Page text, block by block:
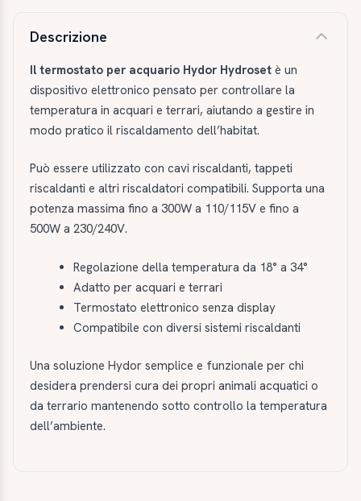
Descrizione
Il termostato per acquario Hydor Hydroset è un
dispositivo elettronico pensato per controllare la
temperatura in acquari e terrari, aiutando a gestire in
modo pratico il riscaldamento dell’habitat.
Può essere utilizzato con cavi riscaldanti, tappeti
riscaldanti e altri riscaldatori compatibili. Supporta una
potenza massima fino a 300W a 110/115V e fino a
500W a 230/240V.
Regolazione della temperatura da 18° a 34°
Adatto per acquari e terrari
Termostato elettronico senza display
Compatibile con diversi sistemi riscaldanti
Una soluzione Hydor semplice e funzionale per chi
desidera prendersi cura dei propri animali acquatici o
da terrario mantenendo sotto controllo la temperatura
dell’ambiente.